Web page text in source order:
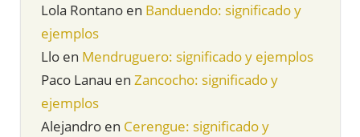
Lola Rontano en Banduendo: significado y
ejemplos
Llo en Mendruguero: significado y ejemplos
Paco Lanau en Zancocho: significado y
ejemplos
Alejandro en Cerengue: significado y